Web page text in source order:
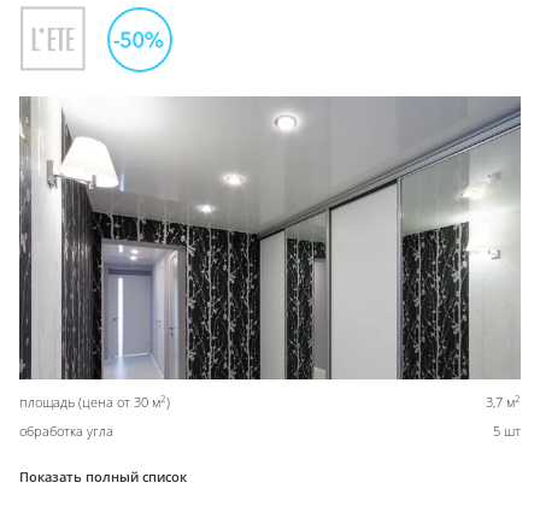
площадь (цена от 30 м2) 3,7 м2
обработка угла 5 шт
Показать полный список